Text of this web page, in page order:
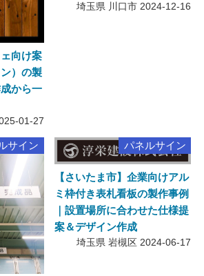
向け案
）の製
から一
01-27
埼玉県 川口市 2024-12-16
サイン パネルサイン
【さいたま市】企業向けアル
ミ枠付き表札看板の製作事例
｜設置場所に合わせた仕様提
案＆デザイン作成
埼玉県 岩槻区 2024-06-17